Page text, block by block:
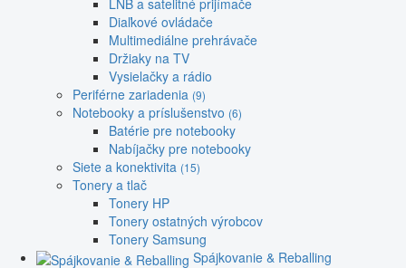
LNB a satelitné prijímače
Diaľkové ovládače
Multimediálne prehrávače
Držiaky na TV
Vysielačky a rádio
Periférne zariadenia (9)
Notebooky a príslušenstvo (6)
Batérie pre notebooky
Nabíjačky pre notebooky
Siete a konektivita (15)
Tonery a tlač
Tonery HP
Tonery ostatných výrobcov
Tonery Samsung
Spájkovanie & Reballing